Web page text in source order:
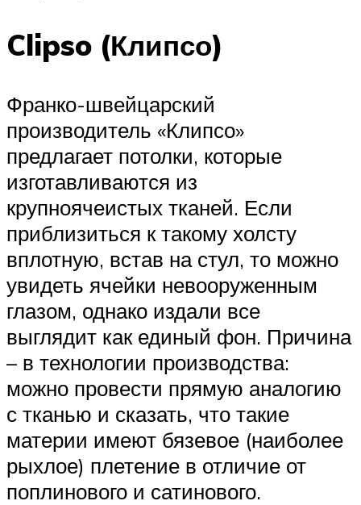
Clipso (Клипсо)
Франко-швейцарский
производитель «Клипсо»
предлагает потолки, которые
изготавливаются из
крупноячеистых тканей. Если
приблизиться к такому холсту
вплотную, встав на стул, то можно
увидеть ячейки невооруженным
глазом, однако издали все
выглядит как единый фон. Причина
– в технологии производства:
можно провести прямую аналогию
с тканью и сказать, что такие
материи имеют бязевое (наиболее
рыхлое) плетение в отличие от
поплинового и сатинового.